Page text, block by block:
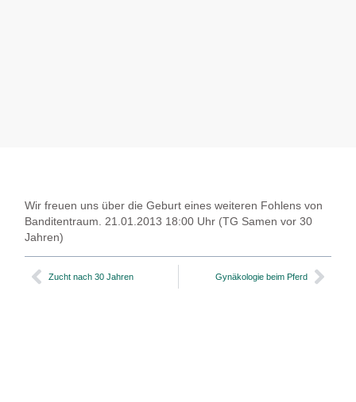
Wir freuen uns über die Geburt eines weiteren Fohlens von
Banditentraum. 21.01.2013 18:00 Uhr (TG Samen vor 30
Jahren)
Zucht nach 30 Jahren Gynäkologie beim Pferd